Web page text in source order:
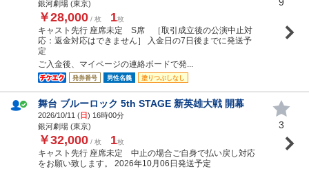
銀河劇場 (東京)
￥28,000 / 枚 1枚
キャスト先行 座席未定 S席 ［取引成立後の公演中止対
応：返金対応はできません］ 入金日の7日後までに発送予
定
ご入金後、マイページの連絡ボードで発...
発券番号 男性名義 塗りつぶしなし
舞台 ブルーロック 5th STAGE 新英雄大戦 開幕
2026/10/11 (日) 16時00分
銀河劇場 (東京)
￥32,000 / 枚 1枚
キャスト先行 座席未定 中止の場合ご自身で払い戻し対応
をお願い致します。 2026年10月06日発送予定
3